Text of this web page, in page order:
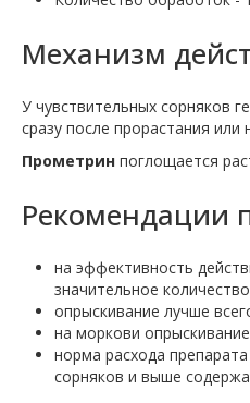
Механизм
У чувствительных сорняков
сразу после прорастания или
Прометрин поглощается
Рекомендации
на эффективность
значительное
опрыскивание лучше
на моркови
норма расхода
сорняков и выше